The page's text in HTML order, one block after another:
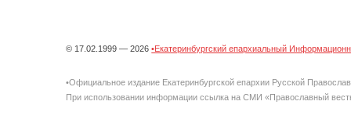
© 17.02.1999 — 2026•Екатеринбургский епархиальный
•Официальное издание Екатеринбургской епархии Русской
При использовании информации ссылка на СМИ «Православный